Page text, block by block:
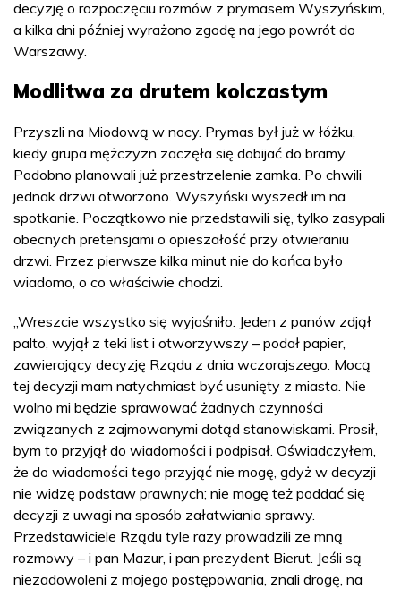
decyzję o rozpoczęciu rozmów z prymasem Wyszyńskim,
a kilka dni później wyrażono zgodę na jego powrót do
Warszawy.
Modlitwa za drutem kolczastym
Przyszli na Miodową w nocy. Prymas był już w łóżku,
kiedy grupa mężczyzn zaczęła się dobijać do bramy.
Podobno planowali już przestrzelenie zamka. Po chwili
jednak drzwi otworzono. Wyszyński wyszedł im na
spotkanie. Początkowo nie przedstawili się, tylko zasypali
obecnych pretensjami o opieszałość przy otwieraniu
drzwi. Przez pierwsze kilka minut nie do końca było
wiadomo, o co właściwie chodzi.
„Wreszcie wszystko się wyjaśniło. Jeden z panów zdjął
palto, wyjął z teki list i otworzywszy – podał papier,
zawierający decyzję Rządu z dnia wczorajszego. Mocą
tej decyzji mam natychmiast być usunięty z miasta. Nie
wolno mi będzie sprawować żadnych czynności
związanych z zajmowanymi dotąd stanowiskami. Prosił,
bym to przyjął do wiadomości i podpisał. Oświadczyłem,
że do wiadomości tego przyjąć nie mogę, gdyż w decyzji
nie widzę podstaw prawnych; nie mogę też poddać się
decyzji z uwagi na sposób załatwiania sprawy.
Przedstawiciele Rządu tyle razy prowadzili ze mną
rozmowy – i pan Mazur, i pan prezydent Bierut. Jeśli są
niezadowoleni z mojego postępowania, znali drogę, na